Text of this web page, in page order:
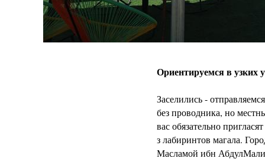
Ориентируемся в узких
Заселились -
без проводника, но
вас обязательно
з лабиринтов магала.
Масламой ибн